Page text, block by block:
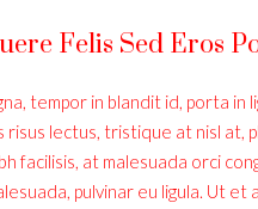
Felis Sed Eros
tempor in blandit id, porta in
risus lectus, tristique at nisl at,
facilisis, at malesuada orci
pulvinar eu ligula. Ut